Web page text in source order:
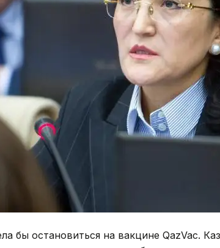
бы остановиться на вакцине QazVac.